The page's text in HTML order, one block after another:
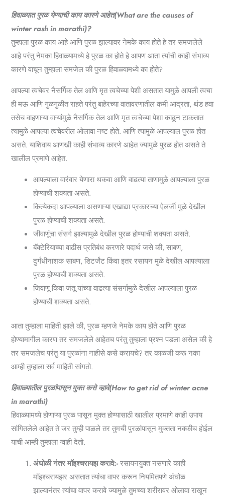
हिवाळ्यात पुरळ येण्याची काय कारणे आहेत(What are the causes of
winter rash in marathi)?
तुम्हाला पुरळ काय आहे आणि पुरळ झाल्यावर नेमके काय होते हे तर समजलेले
आहे परंतु नेमका हिवाळ्यामध्ये हे पुरळ का होते हे आपण आता त्यांची काही संभाव्य
कारणे वाचून तुम्हाला समजेल की पुरळ हिवाळ्यामध्ये का होते?
आपल्या त्वचेवर नैसर्गिक तेल आणि मृत त्वचेच्या पेशी असतात यामुळे आपली त्वचा
ही मऊ आणि गुळगुळीत राहते परंतु बाहेरच्या वातावरणातील कमी आद्रता, थंड हवा
तसेच वाहणाऱ्या वाऱ्यांमुळे नैसर्गिक तेल आणि मृत त्वचेच्या पेशा काढून टाकतात
त्यामुळे आपल्या त्वचेवरील ओलावा नष्ट होते. आणि त्यामुळे आपल्याल पुरळ होत
असते. याशिवाय आणखी काही संभाव्य कारणे आहेत ज्यामुळे पुरळ होत असते ते
खालील प्रमाणे आहेत.
आपल्याला वारंवार येणारा थकवा आणि वाढत्या ताणामुळे आपल्याला पुरळ
होण्याची शक्यता असते.
कित्येकदा आपल्याला असणाऱ्या एखाद्या प्रकारच्या ऐलर्जी मुळे देखील
पुरळ होण्याची शक्यता असते.
जीवाणूंचा संसर्ग झाल्यामुळे देखील पुरळ होण्याची शक्यता असते.
बॅक्टेरियाच्या वाढीस प्रतिबंध करणारे पदार्थ जसे की, साबण,
दुर्गंधीनाशक साबण, डिटर्जंट किंवा इतर रसायन मुळे देखील आपल्याला
पुरळ होण्याची शक्यता असते.
जिवाणू किंवा जंतू यांच्या वाढत्या संसर्गामुळे देखील आपल्याला पुरळ
होण्याची शक्यता असते.
आता तुम्हाला माहिती झाले की, पुरळ म्हणजे नेमके काय होते आणि पुरळ
होण्यामागील कारण तर समजलेले आहेतच परंतु तुम्हाला प्रश्न पडला असेल की हे
तर समजलेच परंतु या पुरळांना नाहीसे कसे करायचे? तर काळजी करू नका
आम्ही तुम्हाला सर्व माहिती सांगतो.
हिवाळ्यातील पुरळांपासून मुक्त कसे व्हावे(How to get rid of winter acne
in marathi)
हिवाळ्यामध्ये होणाऱ्या पुरळ पासून मुक्त होण्यासाठी खालील प्रमाणे काही उपाय
सांगितलेले आहेत ते जर तुम्ही पाळले तर तुमची पुरळांपासून मुक्तता नक्कीच होईल
याची आम्ही तुम्हाला ग्वाही देतो.
अंघोळी नंतर मॉइश्चरायझ करावे:-रसायनयुक्त नसणारे काही
मॉइश्चरायझर असतात त्यांचा वापर करून नियमितपणे अंघोळ
झाल्यानंतर त्यांचा वापर करावे ज्यामुळे तुमच्या शरीरावर ओलावा राखून